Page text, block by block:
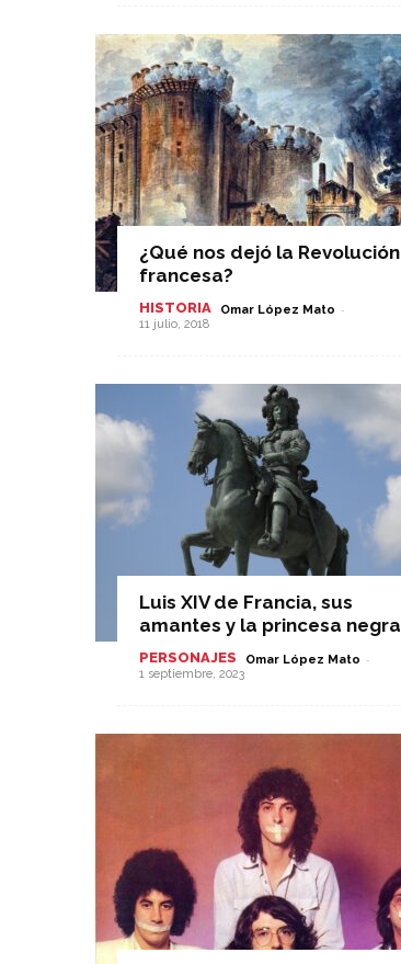
¿Qué nos dejó la Revolución
francesa?
HISTORIA Omar López Mato -
11 julio, 2018
Luis XIV de Francia, sus
amantes y la princesa negra
PERSONAJES Omar López Mato -
1 septiembre, 2023